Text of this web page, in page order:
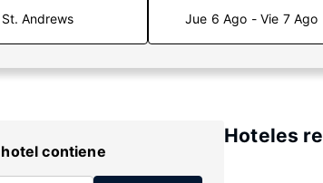
Jue 6 Ago - Vie 7 Ago
contiene
Hoteles